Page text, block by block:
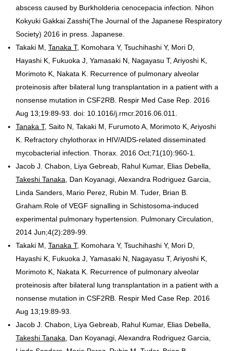
abscess caused by Burkholderia cenocepacia infection. Nihon
Kokyuki Gakkai Zasshi(The Journal of the Japanese Respiratory
Society) 2016 in press. Japanese.
Takaki M, Tanaka T, Komohara Y, Tsuchihashi Y, Mori D,
Hayashi K, Fukuoka J, Yamasaki N, Nagayasu T, Ariyoshi K,
Morimoto K, Nakata K. Recurrence of pulmonary alveolar
proteinosis after bilateral lung transplantation in a patient with a
nonsense mutation in CSF2RB. Respir Med Case Rep. 2016
Aug 13;19:89-93. doi: 10.1016/j.rmcr.2016.06.011.
Tanaka T, Saito N, Takaki M, Furumoto A, Morimoto K, Ariyoshi
K. Refractory chylothorax in HIV/AIDS-related disseminated
mycobacterial infection. Thorax. 2016 Oct;71(10):960-1.
Jacob J. Chabon, Liya Gebreab, Rahul Kumar, Elias Debella,
Takeshi Tanaka, Dan Koyanagi, Alexandra Rodriguez Garcia,
Linda Sanders, Mario Perez, Rubin M. Tuder, Brian B.
Graham.Role of VEGF signalling in Schistosoma-induced
experimental pulmonary hypertension. Pulmonary Circulation,
2014 Jun;4(2):289-99.
Takaki M, Tanaka T, Komohara Y, Tsuchihashi Y, Mori D,
Hayashi K, Fukuoka J, Yamasaki N, Nagayasu T, Ariyoshi K,
Morimoto K, Nakata K. Recurrence of pulmonary alveolar
proteinosis after bilateral lung transplantation in a patient with a
nonsense mutation in CSF2RB. Respir Med Case Rep. 2016
Aug 13;19:89-93.
Jacob J. Chabon, Liya Gebreab, Rahul Kumar, Elias Debella,
Takeshi Tanaka, Dan Koyanagi, Alexandra Rodriguez Garcia,